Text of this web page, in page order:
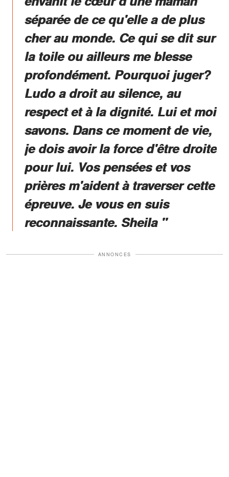
séparée de ce qu'elle a de plus
cher au monde. Ce qui se dit sur
la toile ou ailleurs me blesse
profondément. Pourquoi juger?
Ludo a droit au silence, au
respect et à la dignité. Lui et moi
savons. Dans ce moment de vie,
je dois avoir la force d'être droite
pour lui. Vos pensées et vos
prières m'aident à traverser cette
épreuve. Je vous en suis
reconnaissante. Sheila ''
ANNONCES